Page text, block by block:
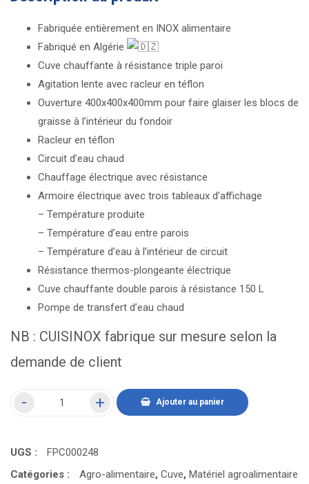
Fabriquée entièrement en INOX alimentaire
Fabriqué en Algérie
Cuve chauffante à résistance triple paroi
Agitation lente avec racleur en téflon
Ouverture 400x400x400mm pour faire glaiser les blocs de
graisse à l’intérieur du fondoir
Racleur en téflon
Circuit d’eau chaud
Chauffage électrique avec résistance
Armoire électrique avec trois tableaux d’affichage
– Température produite
– Température d’eau entre parois
– Température d’eau à l’intérieur de circuit
Résistance thermos-plongeante électrique
Cuve chauffante double parois à résistance 150 L
Pompe de transfert d’eau chaud
NB : CUISINOX fabrique sur mesure selon la
demande de client
Ajouter au panier
UGS :
FPC000248
Catégories :
Agro-alimentaire, Cuve, Matériel agroalimentaire